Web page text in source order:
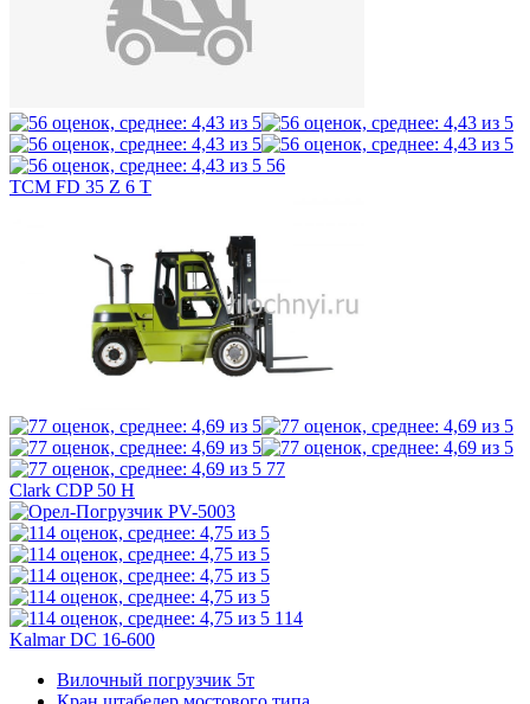
56
TCM FD 35 Z 6 T
77
Clark CDP 50 H
114
Kalmar DC 16-600
Вилочный погрузчик 5т